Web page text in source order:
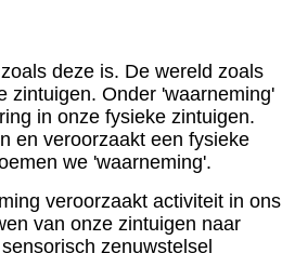
deze is. De wereld zoals
zintuigen. Onder 'waarneming'
in onze fysieke zintuigen.
en veroorzaakt een fysieke
we 'waarneming'.
veroorzaakt activiteit in ons
van onze zintuigen naar
zenuwstelsel